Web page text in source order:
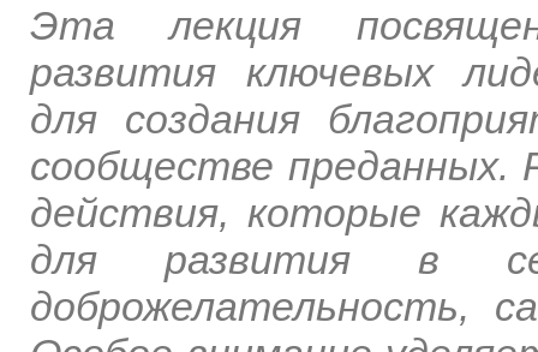
Эта лекция
развития ключевых
для создания
сообществе преданных.
действия, которые
для развития в
доброжелательность,